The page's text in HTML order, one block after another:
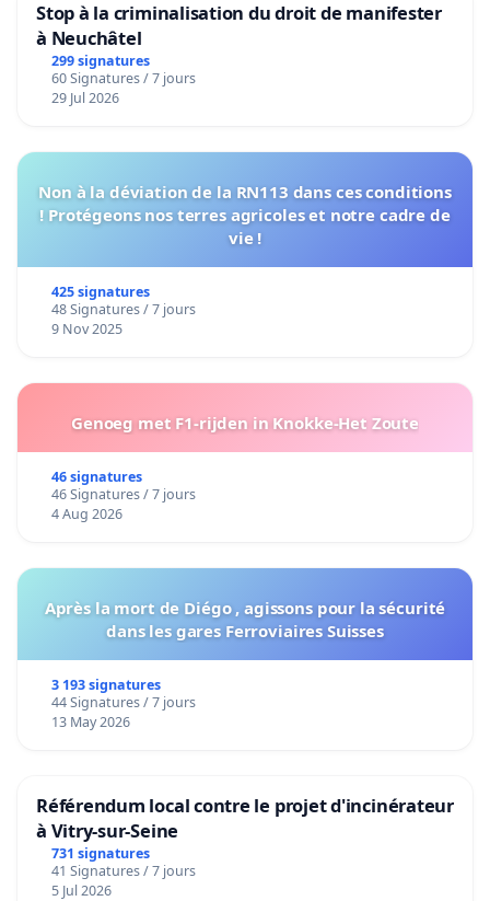
Stop à la criminalisation du droit de manifester
à Neuchâtel
299 signatures
60 Signatures / 7 jours
29 Jul 2026
Non à la déviation de la RN113 dans ces conditions
! Protégeons nos terres agricoles et notre cadre de
vie !
425 signatures
48 Signatures / 7 jours
9 Nov 2025
Genoeg met F1-rijden in Knokke-Het Zoute
46 signatures
46 Signatures / 7 jours
4 Aug 2026
Après la mort de Diégo , agissons pour la sécurité
dans les gares Ferroviaires Suisses
3 193 signatures
44 Signatures / 7 jours
13 May 2026
Référendum local contre le projet d'incinérateur
à Vitry-sur-Seine
731 signatures
41 Signatures / 7 jours
5 Jul 2026